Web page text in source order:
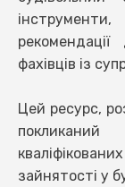
фахівців із
Цей ресурс,
зайнятості у